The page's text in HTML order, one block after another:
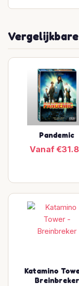
Pandemic
Vanaf
Katamino
Breinbreker